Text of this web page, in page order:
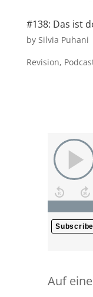
#138: Das ist
by Silvia Puhani
Revision,
Auf